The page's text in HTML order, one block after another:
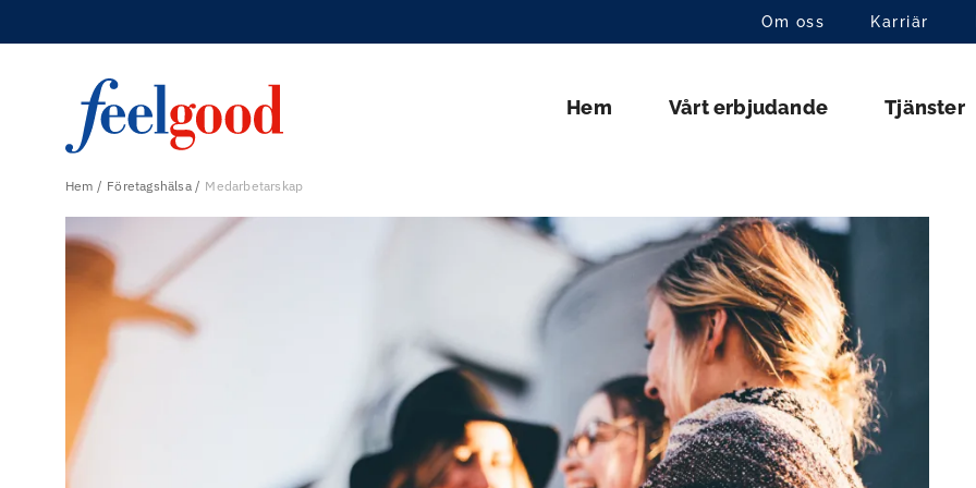
Om oss Karriär
Hem Vårt erbjudande Tjänster
Hem Företagshälsa Medarbetarskap